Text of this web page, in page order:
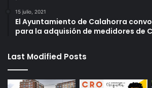
15 julio, 2021
El Ayuntamiento de Calahorra
para la adquisión de medidores de
Last Modified Posts